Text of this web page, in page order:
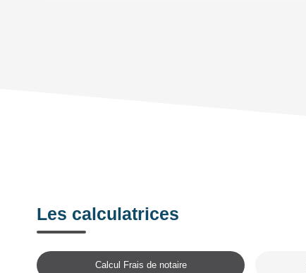
Les calculatrices
Calcul Frais de notaire